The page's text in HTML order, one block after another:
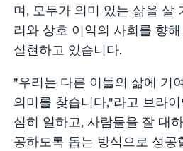
며, 모두가 의미 있는 삶을 살
리와 상호 이익의 사회를 향
실현하고 있습니다.
"우리는 다른 이들의 삶에 기
의미를 찾습니다,"라고 브라
심히 일하고, 사람들을 잘 대
공하도록 돕는 방식으로 성공